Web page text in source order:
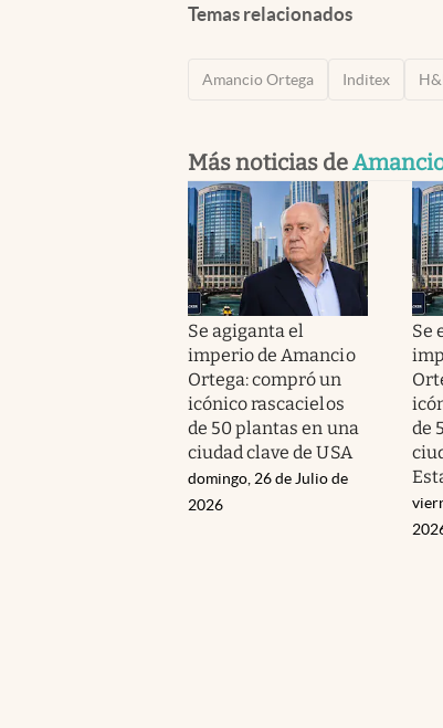
Temas relacionados
Amancio Ortega Inditex
Más noticias de
Se agiganta el
imperio de Amancio
Ortega: compró un
icónico rascacielos
de 50 plantas en una
ciudad clave de USA
domingo, 26 de Julio de
2026
Se
de